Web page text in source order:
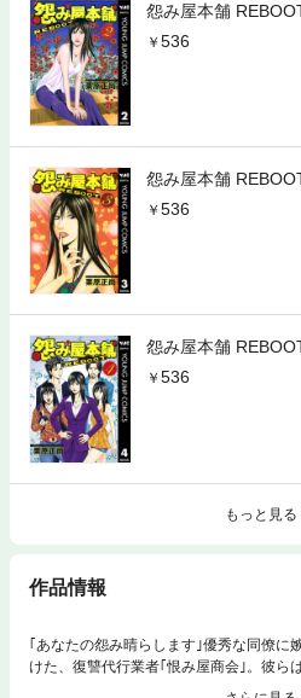
怨み屋本舗
536
怨み屋本舗
536
怨み屋本舗
536
もっと見る
作品情報
｢あなたの怨み晴らします｣優秀な同僚に
けた、復讐代行業者｢恨み屋商会｣。彼ら
ーカー女”サヤカ”を操り標的を狙う――!!